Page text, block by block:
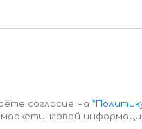
согласие на